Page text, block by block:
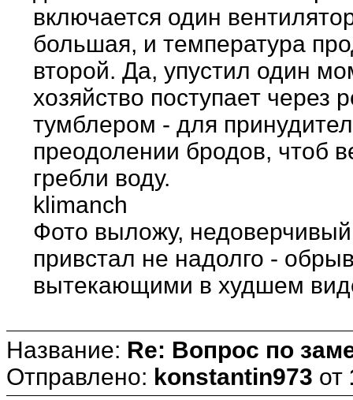
включается один
большая, и температура
второй. Да, упустил один
хозяйство поступает
тумблером - для
преодолении бродов, чтоб
гребли воду.
klimanch
Фото выложу,
привстал не надолго -
вытекающими в худшем
Название: Re: Вопрос по
Отправлено: konstantin973 от